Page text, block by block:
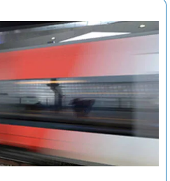
36° sonnig 3%
19° 4%
10° sonnig 28%
34° Sprühregen 37%